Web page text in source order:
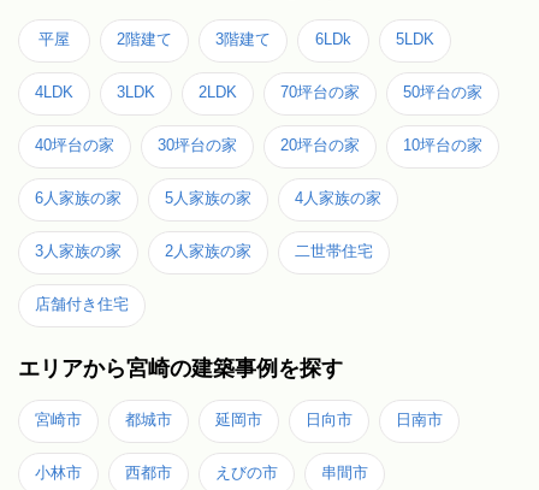
平屋 2階建て 3階建て 6LDk 5LDK
4LDK 3LDK 2LDK 70坪台の家 50坪台の家
40坪台の家 30坪台の家 20坪台の家 10坪台の家
6人家族の家 5人家族の家 4人家族の家
3人家族の家 2人家族の家 二世帯住宅
店舗付き住宅
エリアから宮崎の建築事例を探す
宮崎市 都城市 延岡市 日向市 日南市
小林市 西都市 えびの市 串間市